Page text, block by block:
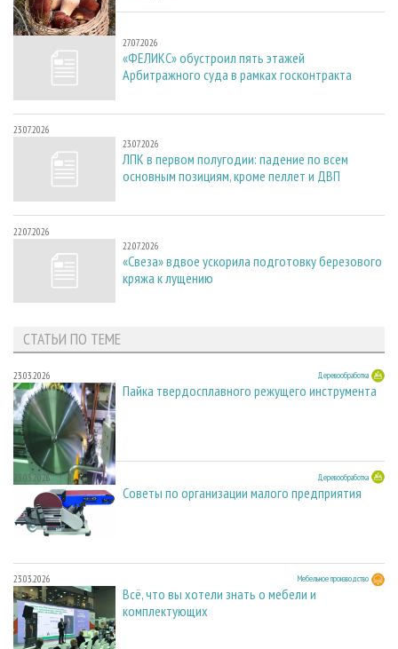
27.07.2026
27.07.2026
«ФЕЛИКС» обустроил пять этажей
Арбитражного суда в рамках госконтракта
23.07.2026
23.07.2026
ЛПК в первом полугодии: падение по всем
основным позициям, кроме пеллет и ДВП
22.07.2026
22.07.2026
«Свеза» вдвое ускорила подготовку березового
кряжа к лущению
СТАТЬИ ПО ТЕМЕ
23.03.2026 Деревообработка
Пайка твердосплавного режущего инструмента
23.03.2026 Деревообработка
Советы по организации малого предприятия
23.03.2026 Мебельное производство
Всё, что вы хотели знать о мебели и
комплектующих